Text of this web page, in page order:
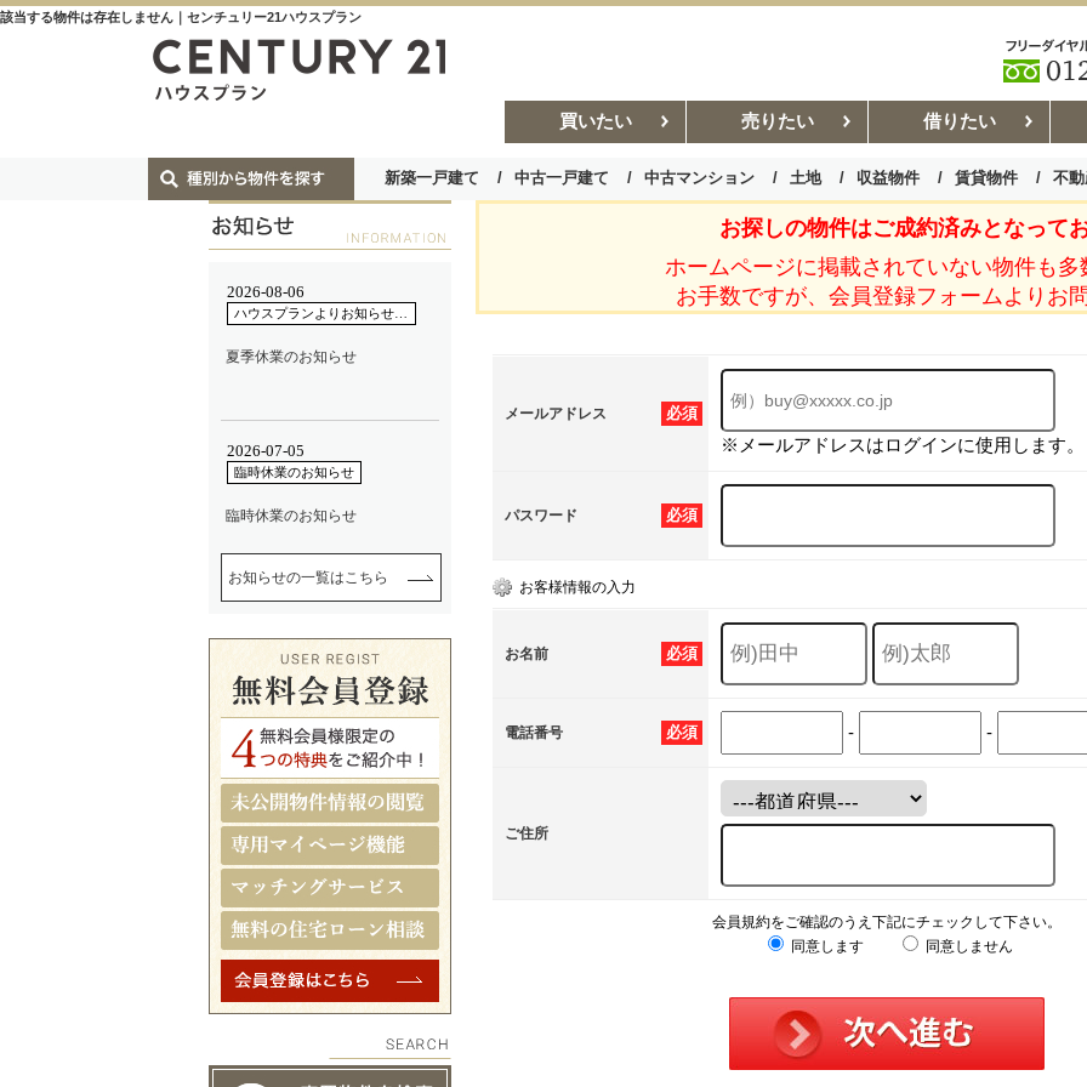
該当する物件は存在しません｜センチュリー21ハウスプラン
買いたい 売りたい 借りたい
新築一戸建て 中古一戸建て 中古マンション 土地 収益物件 賃貸物件 不
お部屋探しコラム 賃貸管理コ
お探しの物件はご成約済みとなってお
ホームページに掲載されていない物件も多
お手数ですが、会員登録フォームよりお
必須
メールアドレス
※メールアドレスはログインに使用します。
必須
パスワード
お客様情報の入力
必須
お名前
必須
電話番号 - -
ご住所
会員規約をご確認のうえ下記にチェックして下さい。
同意します
同意しません
お知らせの一覧はこちら